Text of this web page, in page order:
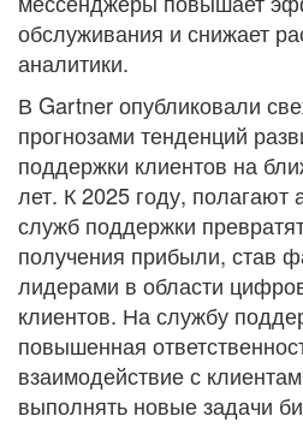
обслуживания и снижает
аналитики.
В Gartner опубликовали
прогнозами тенденций
поддержки клиентов на
лет. К 2025 году, полагают
служб поддержки
получения прибыли, став
лидерами в области
клиентов. На службу
повышенная
взаимодействие с
выполнять новые задачи